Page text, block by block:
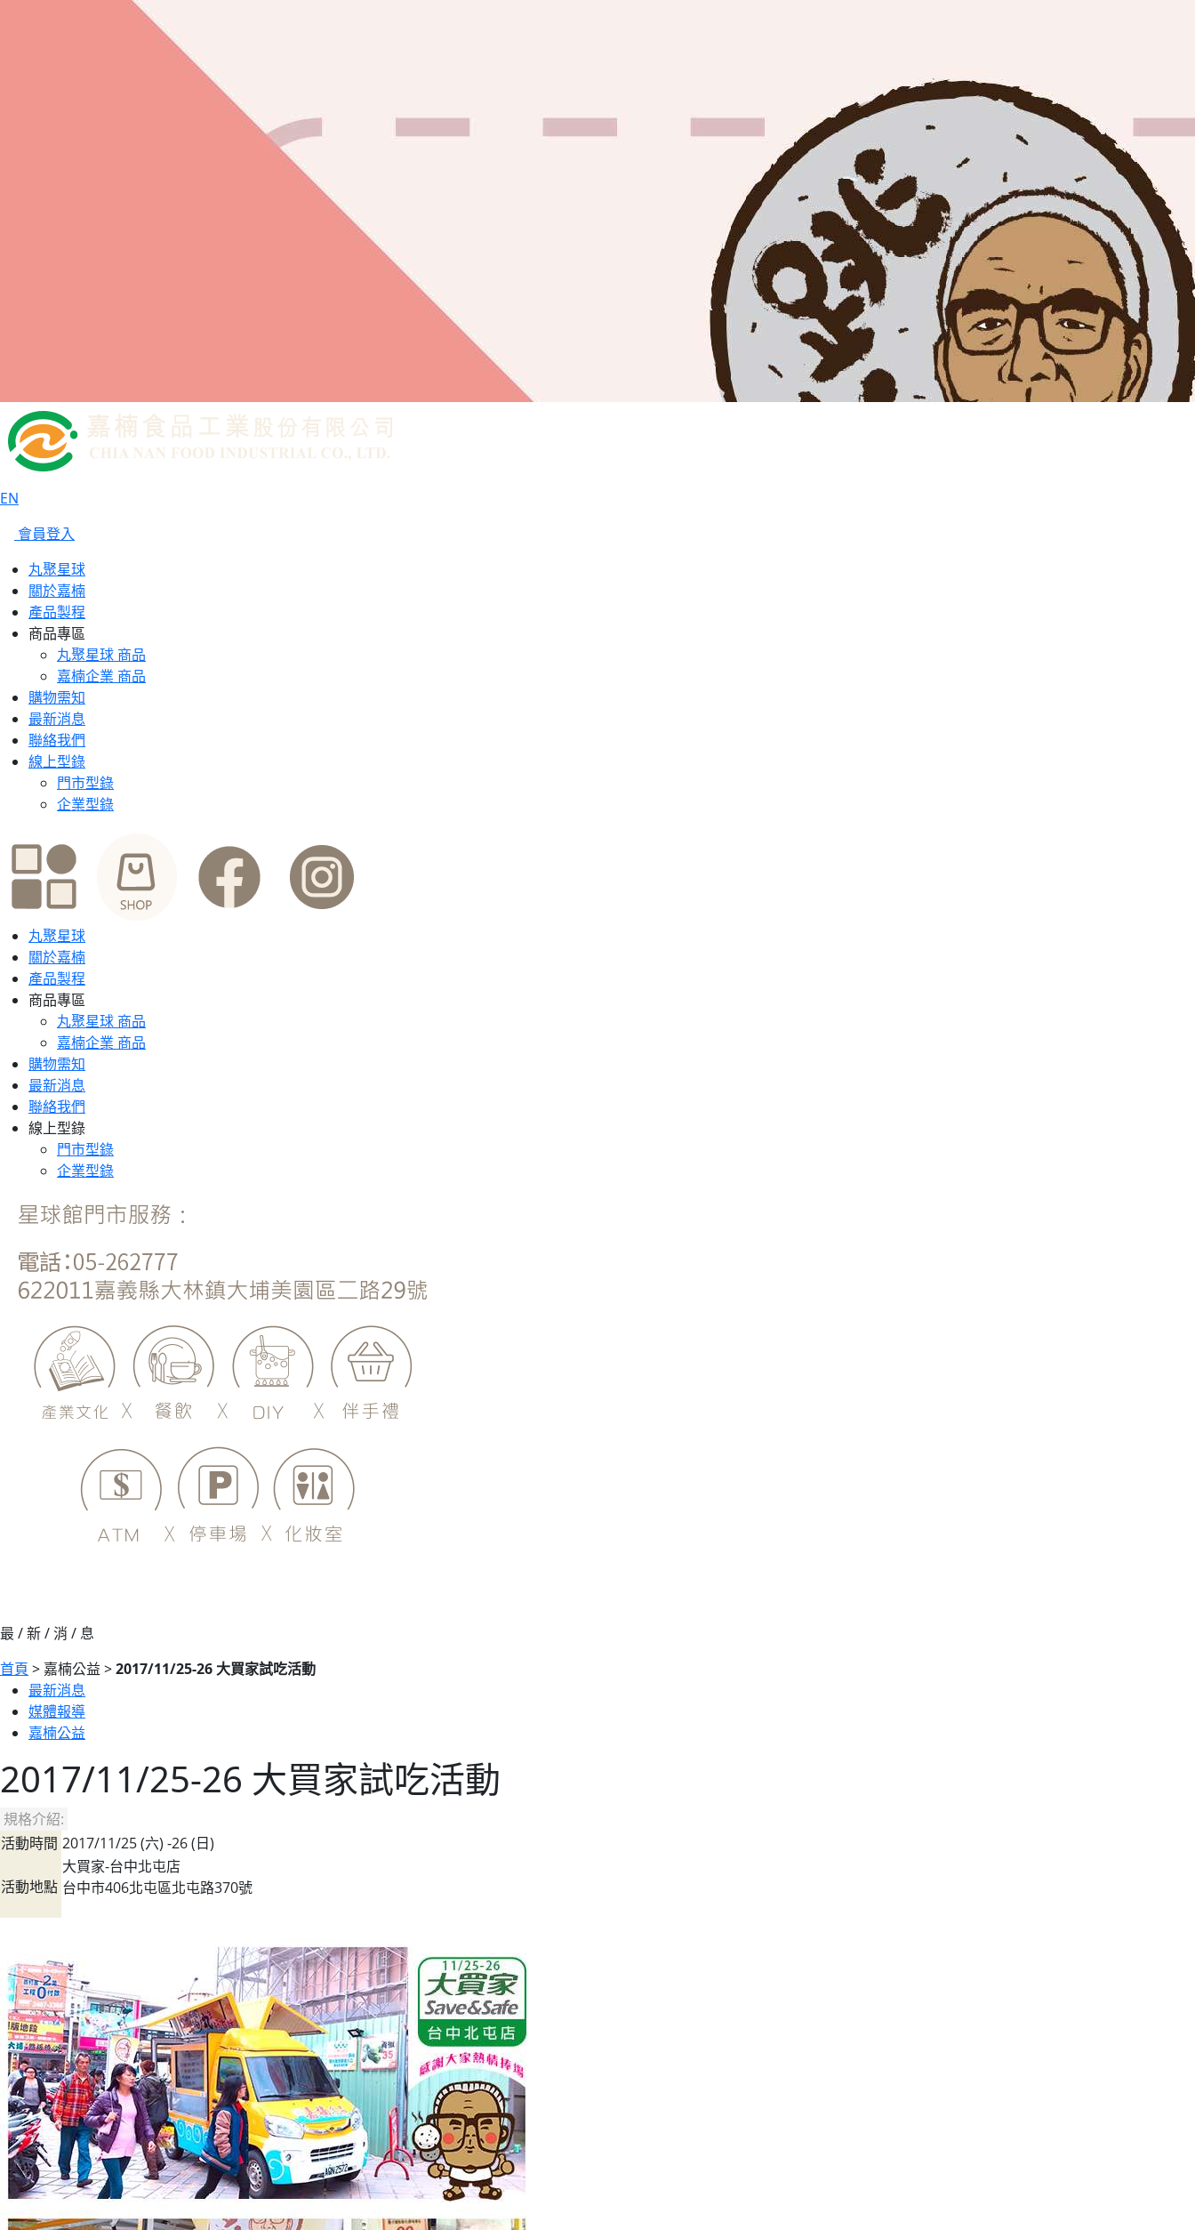
EN
會員登入
丸聚星球
關於嘉楠
產品製程
商品專區
丸聚星球 商品
嘉楠企業 商品
購物需知
最新消息
聯絡我們
線上型錄
門市型錄
企業型錄
丸聚星球
關於嘉楠
產品製程
商品專區
丸聚星球 商品
嘉楠企業 商品
購物需知
最新消息
聯絡我們
線上型錄
門市型錄
企業型錄
最 / 新 / 消 / 息
首頁 > 嘉楠公益 >2017/11/25-26 大買家試吃活動
最新消息
媒體報導
嘉楠公益
2017/11/25-26 大買家試吃活動
規格介紹:
活動時間 2017/11/25 (六) -26 (日)
活動地點
大買家-台中北屯店
台中市406北屯區北屯路370號